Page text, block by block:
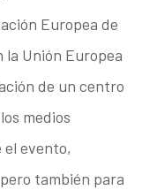
Europea de
Unión Europea
de un centro
medios
evento,
también para